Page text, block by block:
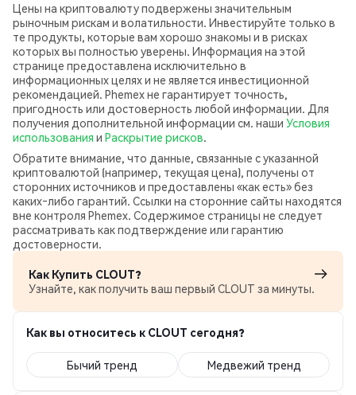
Цены на криптовалюту подвержены значительным
рыночным рискам и волатильности. Инвестируйте только в
те продукты, которые вам хорошо знакомы и в рисках
которых вы полностью уверены. Информация на этой
странице предоставлена исключительно в
информационных целях и не является инвестиционной
рекомендацией. Phemex не гарантирует точность,
пригодность или достоверность любой информации. Для
получения дополнительной информации см. наши Условия
использования и Раскрытие рисков.
Обратите внимание, что данные, связанные с указанной
криптовалютой (например, текущая цена), получены от
сторонних источников и предоставлены «как есть» без
каких‑либо гарантий. Ссылки на сторонние сайты находятся
вне контроля Phemex. Содержимое страницы не следует
рассматривать как подтверждение или гарантию
достоверности.
Как Купить CLOUT?
Узнайте, как получить ваш первый CLOUT за минуты.
Как вы относитесь к CLOUT сегодня?
Бычий тренд Медвежий тренд